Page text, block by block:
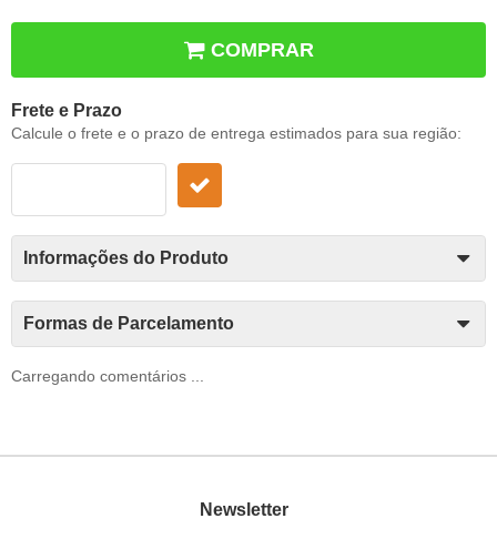
COMPRAR
Frete e Prazo
Calcule o frete e o prazo de entrega estimados para sua região:
Informações do Produto
Formas de Parcelamento
Carregando comentários ...
Newsletter